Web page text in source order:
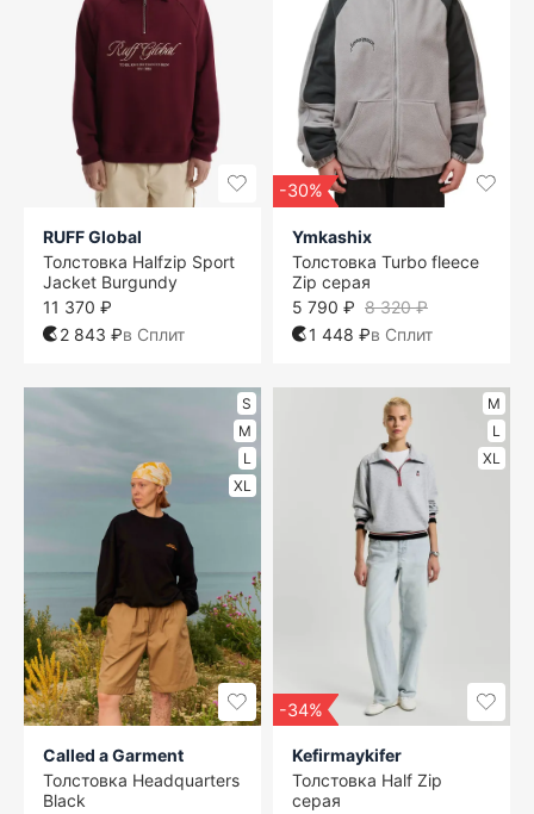
RUFF Global
Толстовка Halfzip Sport
Jacket Burgundy
11 370 ₽
2 843 ₽в Сплит
-30%
Ymkashix
Толстовка Turbo fleece
Zip серая
8 320 ₽
5 790 ₽
1 448 ₽в Сплит
S
M
L
XL
Called a Garment
Толстовка Headquarters
Black
M
L
XL
-34%
Kefirmaykifer
Толстовка Half Zip
серая